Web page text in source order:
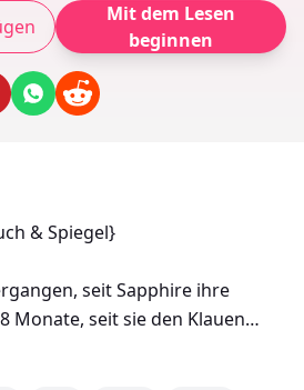
Mit dem Lesen
beginnen
& Spiegel}
seit Sapphire ihre
Monate, seit sie den Klauen